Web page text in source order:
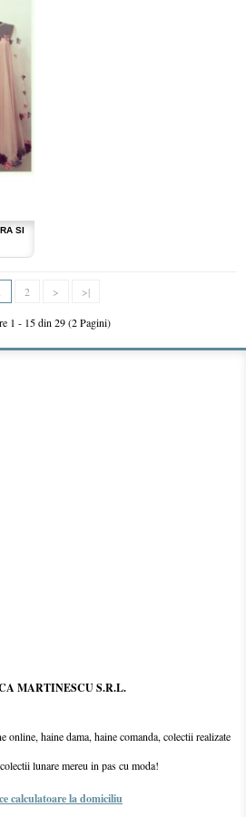
SI
2 > >|
1 - 15 din 29 (2 Pagini)
MARTINESCU S.R.L.
online, haine dama, haine comanda, colectii realizate
lunare mereu in pas cu moda!
calculatoare la domiciliu